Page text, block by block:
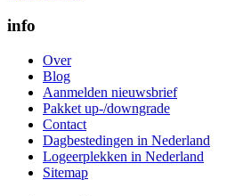
info
Over
Blog
Aanmelden nieuwsbrief
Pakket up-/downgrade
Contact
Dagbestedingen in Nederland
Logeerplekken in Nederland
Sitemap